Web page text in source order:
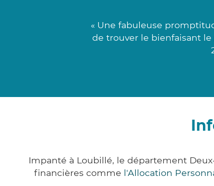
« Une fabuleuse
de trouver le bienfaisant
Impanté à Loubillé, le département
financières comme l'Allocation